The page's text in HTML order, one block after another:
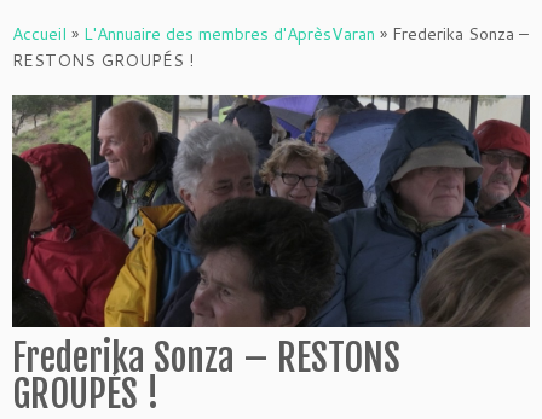
au
contenu
Accueil » L'Annuaire des membres d'AprèsVaran » Frederika Sonza –
RESTONS GROUPÉS !
Frederika Sonza – RESTONS
GROUPÉS !